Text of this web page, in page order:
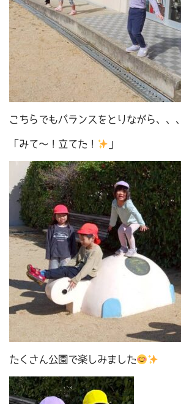
こちらでもバランスをとりながら、、、
「みて～！立てた！ 」
たくさん公園で楽しみました